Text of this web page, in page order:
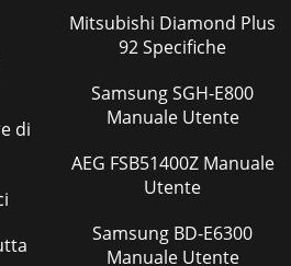
di
Mitsubishi Diamond Plus
92 Specifiche
Samsung SGH-E800
Manuale Utente
AEG FSB51400Z Manuale
Utente
Samsung BD-E6300
Manuale Utente